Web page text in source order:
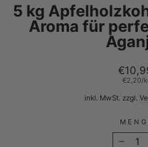
5 kg
Aroma für
Preis
€2,20/
inkl. MwSt. zzgl.